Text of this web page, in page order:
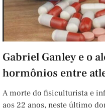
Gabriel Ganley e o
hormônios entre
A morte do fisiculturista e
aos 22 anos, neste último